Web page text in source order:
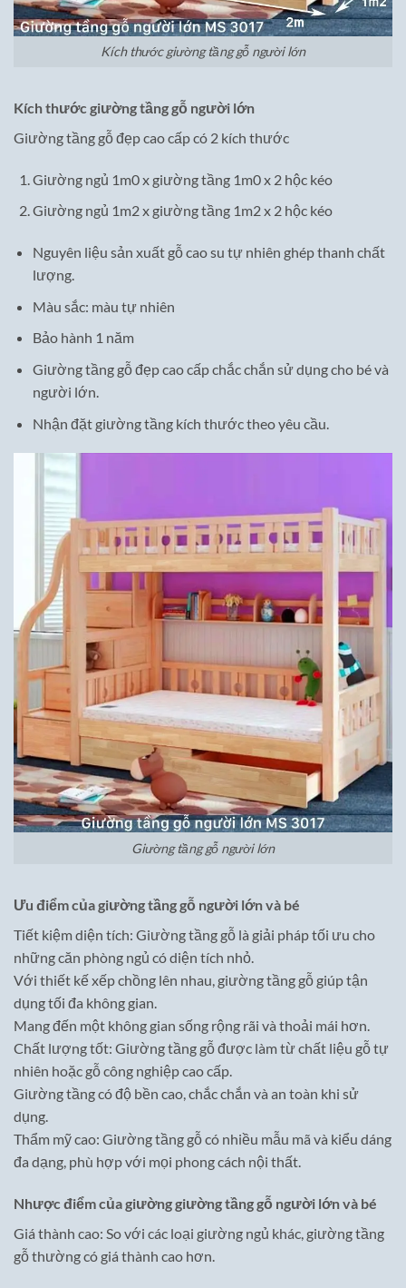
Kích thước giường tầng gỗ người lớn
Kích thước giường tầng gỗ người lớn
Giường tầng gỗ đẹp cao cấp có 2 kích thước
Giường ngủ 1m0 x giường tầng 1m0 x 2 hộc kéo
Giường ngủ 1m2 x giường tầng 1m2 x 2 hộc kéo
Nguyên liệu sản xuất gỗ cao su tự nhiên ghép thanh chất
lượng.
Màu sắc: màu tự nhiên
Bảo hành 1 năm
Giường tầng gỗ đẹp cao cấp chắc chắn sử dụng cho bé và
người lớn.
Nhận đặt giường tầng kích thước theo yêu cầu.
Giường tầng gỗ người lớn
Ưu điểm của giường tầng gỗ người lớn và bé
Tiết kiệm diện tích: Giường tầng gỗ là giải pháp tối ưu cho
những căn phòng ngủ có diện tích nhỏ.
Với thiết kế xếp chồng lên nhau, giường tầng gỗ giúp tận
dụng tối đa không gian.
Mang đến một không gian sống rộng rãi và thoải mái hơn.
Chất lượng tốt: Giường tầng gỗ được làm từ chất liệu gỗ tự
nhiên hoặc gỗ công nghiệp cao cấp.
Giường tầng có độ bền cao, chắc chắn và an toàn khi sử
dụng.
Thẩm mỹ cao: Giường tầng gỗ có nhiều mẫu mã và kiểu dáng
đa dạng, phù hợp với mọi phong cách nội thất.
Nhược điểm của giường giường tầng gỗ người lớn và bé
Giá thành cao: So với các loại giường ngủ khác, giường tầng
gỗ thường có giá thành cao hơn.